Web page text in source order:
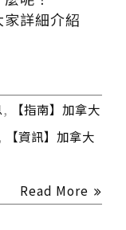
詳細介紹
,
【指南】加拿大
【資訊】加拿大
Read More